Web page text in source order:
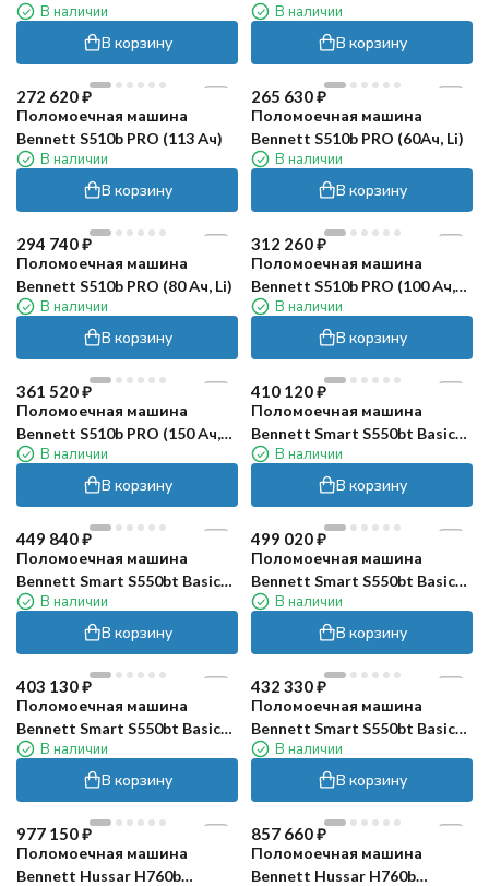
Pro (200Ач, Li)
В наличии
В корзину
Pro (300Ач, Li)
В наличии
В корзину
272 620₽
Поломоечная машина
Bennett S510b PRO (113 Ач)
В наличии
В корзину
265 630₽
Поломоечная машина
Bennett S510b PRO (60Ач, Li)
В наличии
В корзину
294 740₽
Поломоечная машина
Bennett S510b PRO (80 Ач, Li)
В наличии
В корзину
312 260₽
Поломоечная машина
Bennett S510b PRO (100 Ач,
Li) В наличии
В корзину
361 520₽
Поломоечная машина
Bennett S510b PRO (150 Ач,
Li) В наличии
В корзину
410 120₽
Поломоечная машина
Bennett Smart S550bt Basic
(113Ач, GEL)
В наличии
В корзину
449 840₽
Поломоечная машина
Bennett Smart S550bt Basic
(105Ач, Li)
В наличии
В корзину
499 020₽
Поломоечная машина
Bennett Smart S550bt Basic
(150Ач, Li)
В наличии
В корзину
403 130₽
Поломоечная машина
Bennett Smart S550bt Basic
(60Ач, Li)
В наличии
В корзину
432 330₽
Поломоечная машина
Bennett Smart S550bt Basic
(80Ач, Li)
В наличии
В корзину
977 150₽
Поломоечная машина
Bennett Hussar H760b
857 660₽
Поломоечная машина
Bennett Hussar H760b